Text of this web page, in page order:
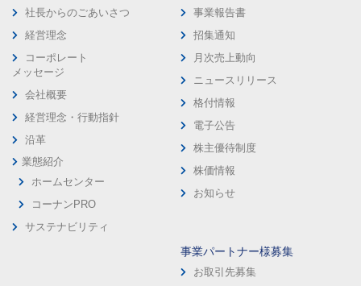
社長からのごあいさつ
経営理念
コーポレート
メッセージ
会社概要
経営理念・行動指針
沿革
業態紹介
ホームセンター
コーナンPRO
サステナビリティ
事業報告書
招集通知
月次売上動向
ニュースリリース
格付情報
電子公告
株主優待制度
株価情報
お知らせ
事業パートナー様募集
お取引先募集